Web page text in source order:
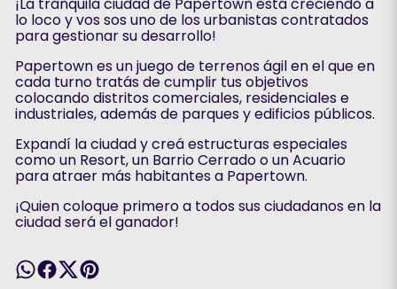
lo loco y vos sos uno de los urbanistas contratados
para gestionar su desarrollo!
Papertown es un juego de terrenos ágil en el que en
cada turno tratás de cumplir tus objetivos
colocando distritos comerciales, residenciales e
industriales, además de parques y edificios públicos.
Expandí la ciudad y creá estructuras especiales
como un Resort, un Barrio Cerrado o un Acuario
para atraer más habitantes a Papertown.
¡Quien coloque primero a todos sus ciudadanos en la
ciudad será el ganador!